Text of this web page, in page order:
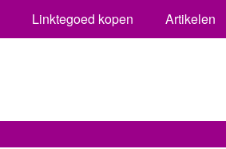
Linktegoed kopen Artikelen